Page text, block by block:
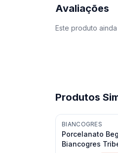
Avaliações
Este produto
Produtos
BIANCOGRES
Porcelanato
Biancogres